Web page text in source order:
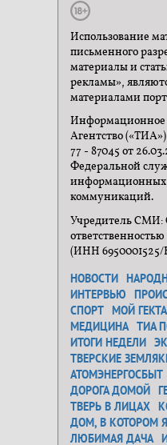
Использование
письменного
материалы и
рекламы»,
материалами
Информационное
Агентство
77 - 87045 от
Федеральной
информационных
коммуникаций.
Учредитель СМИ:
(ИНН 6950001525/
НОВОСТИ
ИНТЕРВЬЮ
СПОРТ МОЙ
МЕДИЦИНА ТИА
ИТОГИ НЕДЕЛИ
ТВЕРСКИЕ
АТОМЭНЕРГОСБЫТ
ДОРОГА ДОМОЙ
ТВЕРЬ В ЛИЦАХ
ДОМ, В КОТОРОМ
ЛЮБИМАЯ ДАЧА